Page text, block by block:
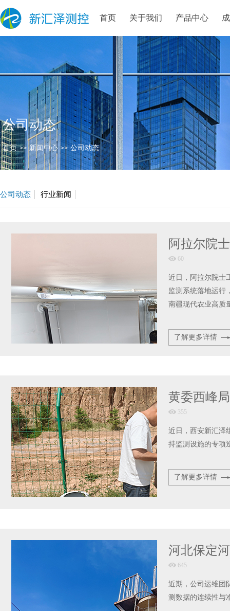
首页 关于我们 产品中心
公司动态
首页 >> 新闻中心 >> 公司动态
公司动态 行业新闻
阿拉尔院
60
近日，阿拉尔院士
监测系统落地运行
南疆现代农业高质
了解更多详情
黄委西峰
355
近日，西安新汇泽
持监测设施的专项
了解更多详情
河北保定
645
近期，公司运维团
测数据的连续性与